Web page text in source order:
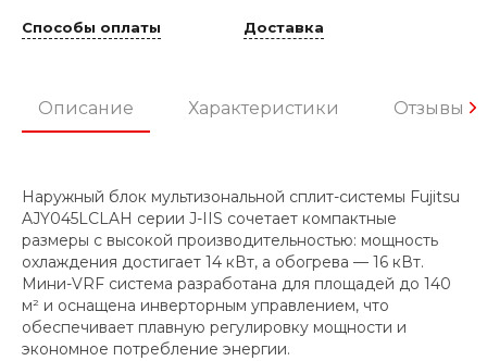
Способы оплаты Доставка
Описание Характеристики Отзывы
Наружный блок мультизональной сплит-системы Fujitsu
AJY045LCLAH серии J-IIS сочетает компактные
размеры с высокой производительностью: мощность
охлаждения достигает 14 кВт, а обогрева — 16 кВт.
Мини-VRF система разработана для площадей до 140
м² и оснащена инверторным управлением, что
обеспечивает плавную регулировку мощности и
экономное потребление энергии.